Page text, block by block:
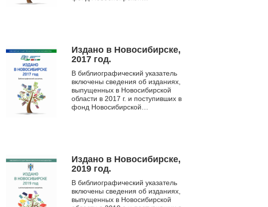
Издано в Новосибирске,
2017 год.
В библиографический указатель
включены сведения об изданиях,
выпущенных в Новосибирской
области в 2017 г. и поступивших в
фонд Новосибирской
Издано в Новосибирске,
2019 год.
В библиографический указатель
включены сведения об изданиях,
выпущенных в Новосибирской